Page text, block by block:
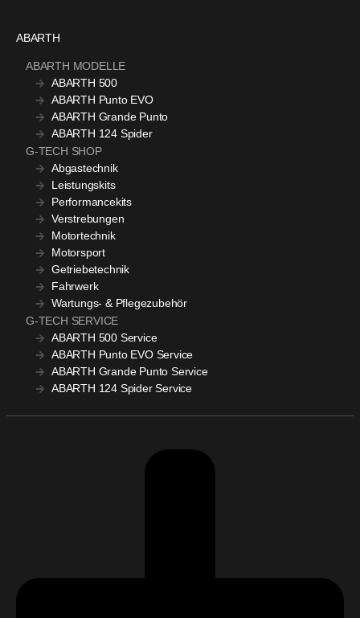
ABARTH
ABARTH MODELLE
ABARTH 500
ABARTH Punto EVO
ABARTH Grande Punto
ABARTH 124 Spider
G-TECH SHOP
Abgastechnik
Leistungskits
Performancekits
Verstrebungen
Motortechnik
Motorsport
Getriebetechnik
Fahrwerk
Wartungs- & Pflegezubehör
G-TECH SERVICE
ABARTH 500 Service
ABARTH Punto EVO Service
ABARTH Grande Punto Service
ABARTH 124 Spider Service